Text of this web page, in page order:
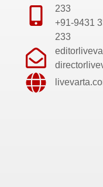
233
+91-9431
233